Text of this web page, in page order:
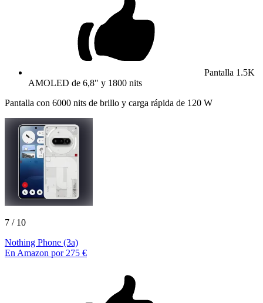
Pantalla 1.5K
AMOLED de 6,8" y 1800 nits
Pantalla con 6000 nits de brillo y carga rápida de 120 W
7 / 10
Nothing Phone (3a)
En Amazon por 275 €